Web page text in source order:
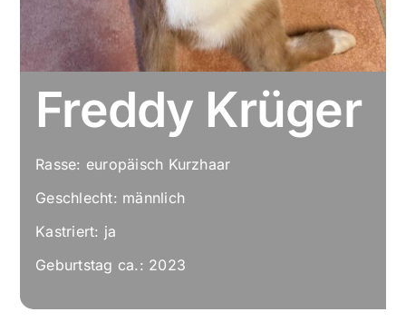
Freddy Krüger
Rasse: europäisch Kurzhaar
Geschlecht: männlich
Kastriert: ja
Geburtstag ca.: 2023